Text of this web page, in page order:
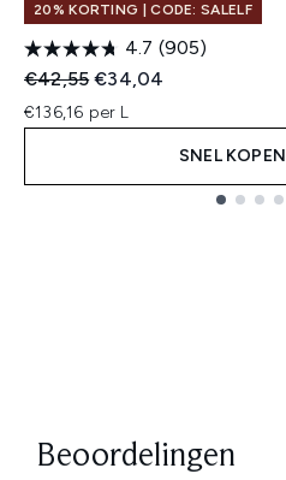
20% KORTING | CODE: SALELF
4.7 (905)
Recommended Retail Price:
€42,55Huidige prijs:
€34,04
€136,16 per L
SNEL KOPEN